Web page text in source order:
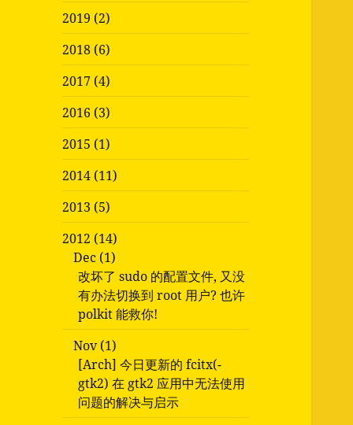
2019 (2)
2018 (6)
2017 (4)
2016 (3)
2015 (1)
2014 (11)
2013 (5)
2012 (14)
Dec (1)
改坏了 sudo 的配置文件, 又没
有办法切换到 root 用户? 也许
polkit 能救你!
Nov (1)
[Arch] 今日更新的 fcitx(-
gtk2) 在 gtk2 应用中无法使用
问题的解决与启示